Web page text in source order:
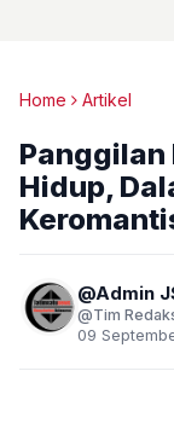
Home Artikel
Panggilan
Hidup,
Admin
Tim
09